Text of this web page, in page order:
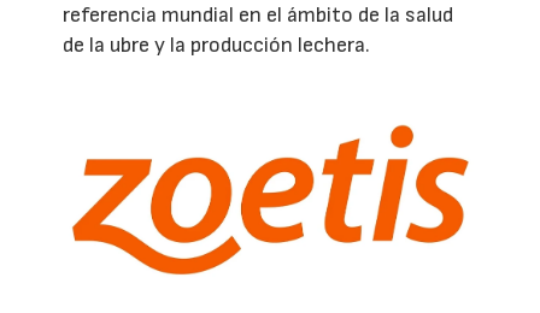
referencia mundial en el ámbito de la salud
de la ubre y la producción lechera.